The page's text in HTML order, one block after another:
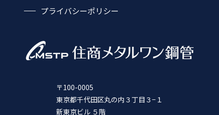
プライバシーポリシー
〒100-0005
東京都千代田区丸の内３丁目３−１
新東京ビル ５階